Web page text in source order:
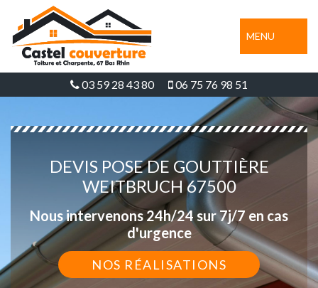
MENU
03 59 28 43 80 06 75 76 98 51
DEVIS POSE DE GOUTTIÈRE
WEITBRUCH 67500
Nous intervenons 24h/24 sur 7j/7 en cas
d'urgence
NOS RÉALISATIONS